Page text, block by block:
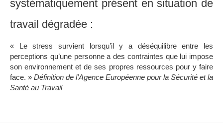
systématiquement présent en situation de
travail dégradée :
« Le stress survient lorsqu’il y a déséquilibre entre les
perceptions qu’une personne a des contraintes que lui impose
son environnement et de ses propres ressources pour y faire
face. » Définition de l’Agence Européenne pour la Sécurité et la
Santé au Travail